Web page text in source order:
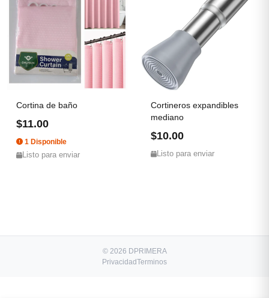
Cortina de baño
$11.00
1 Disponible
Listo para enviar
Cortineros expandibles
mediano
$10.00
Listo para enviar
© 2026 DPRIMERA
PrivacidadTerminos